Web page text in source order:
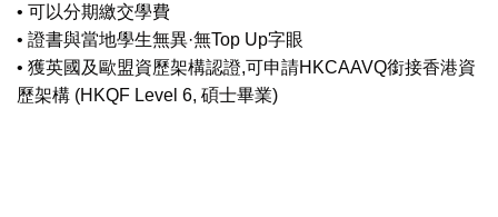
• 可以分期繳交學費
• 證書與當地學生無異·無Top Up字眼
• 獲英國及歐盟資歷架構認證,可申請HKCAAVQ銜接香港資
歷架構 (HKQF Level 6, 碩士畢業)